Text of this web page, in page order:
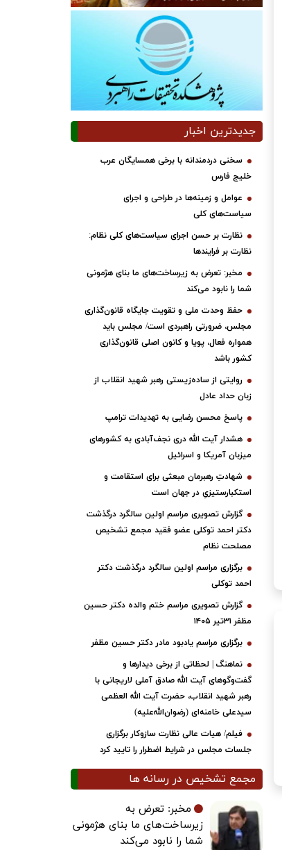
جدیدترین اخبار
سخنی دردمندانه با برخی همسایگان عرب
خلیج فارس
عوامل و زمینه‌ها در طراحی و اجرای
سیاست‌های کلی
نظارت بر حسن اجرای سیاست‌های کلی نظام:
نظارت بر فرایندها
مخبر: تعرض به زیرساخت‌های ما بنای هژمونی
شما را نابود می‌کند
حفظ وحدت ملی و تقویت جایگاه قانون‌گذاری
مجلس، ضرورتی راهبردی است/ مجلس باید
همواره فعال، پویا و کانون اصلی قانون‌گذاری
کشور باشد
روایتی از ساده‌زیستی رهبر شهید انقلاب از
زبان حداد عادل
پاسخ محسن رضایی به تهدیدات ترامپ
هشدار آیت الله دری نجف‌آبادی به کشورهای
میزبان آمریکا و اسرائیل
شهادتِ رهبرمان مبعثی برای استقامت و
استکبارستیزیِ در جهان است
گزارش تصویری مراسم اولین سالگرد درگذشت
دکتر احمد توکلی عضو فقید مجمع تشخیص
مصلحت نظام
برگزاری مراسم اولین سالگرد درگذشت دکتر
احمد توکلی
گزارش تصویری مراسم ختم والده دکتر حسین
مظفر ۳۱تیر ۱۴۰۵
برگزاری مراسم یادبود مادر دکتر حسین مظفر
نماهنگ | لحظاتی از برخی دیدارها و
گفت‌وگوهای آیت ‌الله صادق آملی لاریجانی با
رهبر شهید انقلاب، حضرت آیت‌ الله العظمی
سیدعلی خامنه‌ای (رضوان‌الله‌علیه)
فیلم/ هیات عالی نظارت سازوکار برگزاری
جلسات مجلس در شرایط اضطرار را تایید کرد
مجمع تشخیص در رسانه ها
مخبر: تعرض به
زیرساخت‌های ما بنای هژمونی
شما را نابود می‌کند